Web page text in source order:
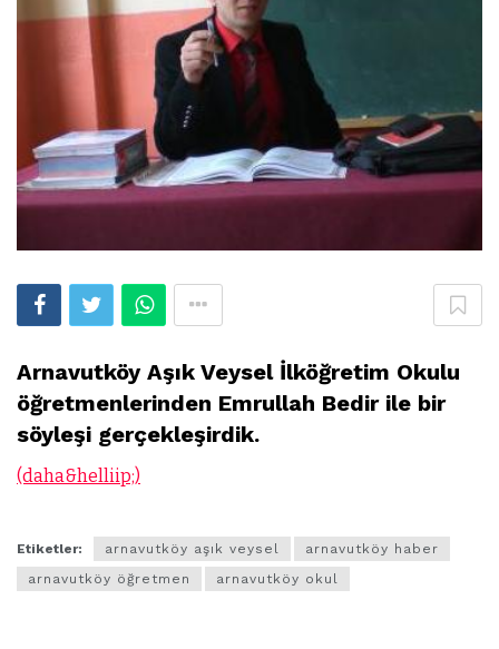
Arnavutköy Aşık Veysel İlköğretim Okulu
öğretmenlerinden Emrullah Bedir ile bir
söyleşi gerçekleşirdik.
(daha&helliip;)
Etiketler: arnavutköy aşık veysel
arnavutköy haber
arnavutköy öğretmen
arnavutköy okul